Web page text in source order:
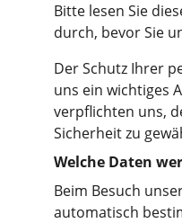
Bitte lesen Sie
durch, bevor Sie
Der Schutz Ihrer
uns ein wichtiges
verpflichten uns,
Sicherheit zu
Welche Daten
Beim Besuch
automatisch